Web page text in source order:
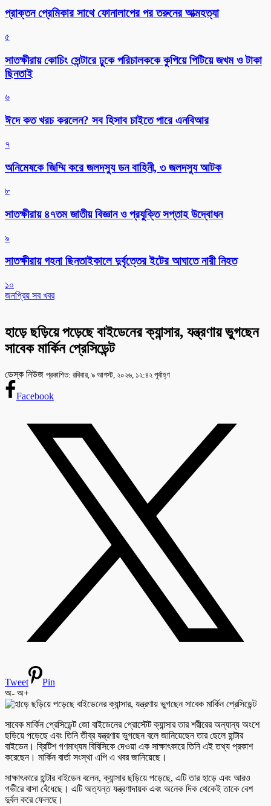
প্রাক্তন প্রেমিকার সাথে ফোনালাপের পর তরুনের আত্মহত্যা
৫
সাতক্ষীরায় কোচিং সেন্টারে ঢুকে পরিচালককে কুপিয়ে পিটিয়ে জখম ও টাকা
ছিনতাই
৬
ঈদে কত খরচ করলেন? সব হিসাব চাইতে পারে এনবিআর
৭
অনিমেষকে জিম্মি করে জলদস্যু ডন বাহিনী, ৩ জলদস্যু আটক
৮
সাতক্ষীরায় ৪৭তম জাতীয় বিজ্ঞান ও প্রযুক্তি সপ্তাহ উদ্বোধন
৯
সাতক্ষীরায় গহনা ছিনতাইকালে দুর্বৃত্তের ইটের আঘাতে নারী নিহত
১০
জনপ্রিয় সব খবর
হাড়ে ছড়িয়ে পড়েছে বাইডেনের ক্যান্সার, যন্ত্রণায় ভুগছেন
সাবেক মার্কিন প্রেসিডেন্ট
ডেস্ক নিউজ প্রকাশিত: রবিবার, ৯ আগস্ট, ২০২৬, ১২:৪২ পূর্বাহ্ণ
Facebook
Tweet
Pin
অ- অ+
সাবেক মার্কিন প্রেসিডেন্ট জো বাইডেনের প্রোস্টেট ক্যান্সার তার শরীরের অন্যান্য অংশে
ছড়িয়ে পড়েছে এবং তিনি তীব্র যন্ত্রণায় ভুগছেন বলে জানিয়েছেন তার ছেলে হান্টার
বাইডেন। ব্রিটিশ গণমাধ্যম বিবিসিকে দেওয়া এক সাক্ষাৎকারে তিনি এই তথ্য প্রকাশ
করেছেন। মার্কিন বার্তা সংস্থা এপি এ খবর জানিয়েছে।
সাক্ষাৎকারে হান্টার বাইডেন বলেন, ক্যান্সার ছড়িয়ে পড়েছে, এটি তার হাড়ে এবং আরও
গভীরে বাসা বেঁধেছে। এটি অত্যন্ত যন্ত্রণাদায়ক এবং অনেক দিক থেকেই তাকে বেশ
দুর্বল করে ফেলছে।